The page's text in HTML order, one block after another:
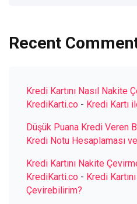
Recent
Kredi Kartını Nasıl Nakite
KrediKarti.co - Kredi Kartı
Düşük Puana Kredi Veren
Kredi Notu Hesaplaması
Kredi Kartını Nakite
KrediKarti.co - Kredi
Çevirebilirim?